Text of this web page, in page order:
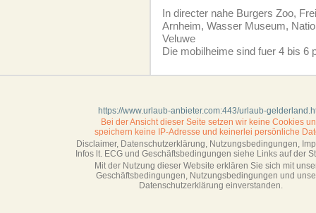
In directer nahe Burgers Zoo,
Arnheim, Wasser Museum,
Veluwe
Die mobilheime sind fuer 4 bis 6
https://www.urlaub-anbieter.com:443/urlaub-
Bei der Ansicht dieser Seite setzen wir keine Cookies
speichern keine IP-Adresse und keinerlei persönliche
Disclaimer, Datenschutzerklärung, Nutzungsbedingungen,
Infos lt. ECG und Geschäftsbedingungen siehe Links auf der
Mit der Nutzung dieser Website erklären Sie sich mit
Geschäftsbedin­gungen, Nutzungsbedingungen und
Datenschutzerklärung einverstanden.